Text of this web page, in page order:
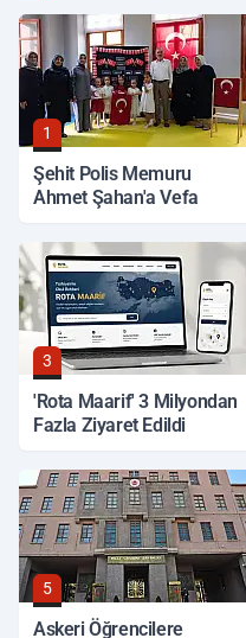
1
Şehit Polis Memuru
Ahmet Şahan'a Vefa
3
'Rota Maarif' 3 Milyondan
Fazla Ziyaret Edildi
5
Askeri Öğrencilere